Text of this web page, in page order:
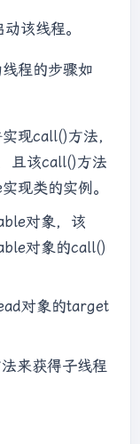
该线程。
程的步骤如
现call()方法，
且该call()方法
现类的实例。
对象，该
对象的call()
对象的target
来获得子线程